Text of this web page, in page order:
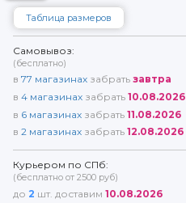
Таблица размеров
Самовывоз:
(бесплатно)
в 77 магазинах забрать завтра
в 4 магазинах забрать 10.08.2026
в 6 магазинах забрать 11.08.2026
в 2 магазинах забрать 12.08.2026
Курьером по СПб:
(бесплатно от 2500 руб)
до 2 шт. доставим 10.08.2026